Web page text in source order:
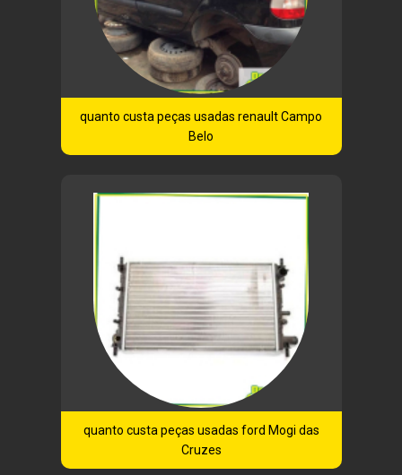
quanto custa peças usadas renault Campo
Belo
quanto custa peças usadas ford Mogi das
Cruzes